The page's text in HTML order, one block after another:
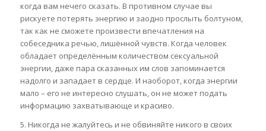
когда вам нечего сказать. В противном случае вы
рискуете потерять энергию и заодно прослыть болтуном,
так как не сможете произвести впечатления на
собеседника речью, лишённой чувств. Когда человек
обладает определённым количеством сексуальной
энергии, даже пара сказанных им слов запоминается
надолго и западает в сердце. И наоборот, когда энергии
мало – его не интересно слушать, он не может подать
информацию захватывающе и красиво.
5. Никогда не жалуйтесь и не обвиняйте никого в своих